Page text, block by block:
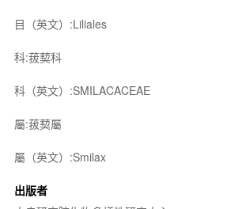
目（英文）:Liliales
科:菝葜科
科（英文）:SMILACACEAE
屬:菝葜屬
屬（英文）:Smilax
出版者